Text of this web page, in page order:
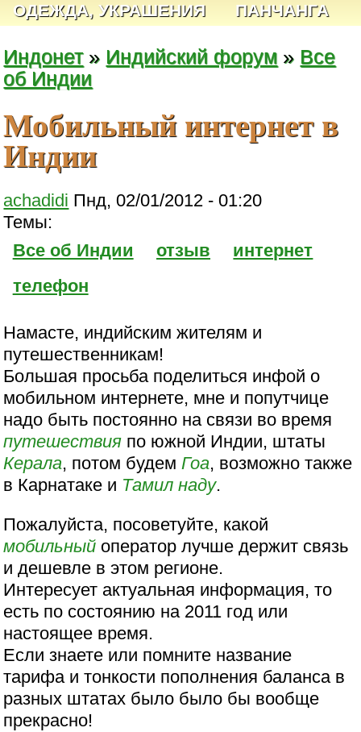
ОДЕЖДА, УКРАШЕНИЯ
ПАНЧАНГА
Индонет» Индийский форум » Все
об Индии
Мобильный интернет в
Индии
achadidi Пнд, 02/01/2012 - 01:20
Темы:
Все об Индии
отзыв
интернет
телефон
Намасте, индийским жителям и
путешественникам!
Большая просьба поделиться инфой о
мобильном интернете, мне и попутчице
надо быть постоянно на связи во время
путешествия по южной Индии, штаты
Керала, потом будем Гоа, возможно также
в Карнатаке и Тамил наду.
Пожалуйста, посоветуйте, какой
мобильный оператор лучше держит связь
и дешевле в этом регионе.
Интересует актуальная информация, то
есть по состоянию на 2011 год или
настоящее время.
Если знаете или помните название
тарифа и тонкости пополнения баланса в
разных штатах было было бы вообще
прекрасно!